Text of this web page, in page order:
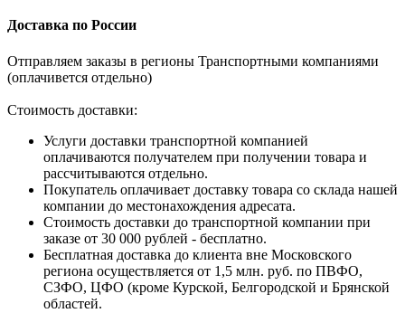
Доставка по России
Отправляем заказы в регионы Транспортными компаниями
(оплачивется отдельно)
Стоимость доставки:
Услуги доставки транспортной компанией
оплачиваются получателем при получении товара и
рассчитываются отдельно.
Покупатель оплачивает доставку товара со склада нашей
компании до местонахождения адресата.
Стоимость доставки до транспортной компании при
заказе от 30 000 рублей - бесплатно.
Бесплатная доставка до клиента вне Московского
региона осуществляется от 1,5 млн. руб. по ПВФО,
СЗФО, ЦФО (кроме Курской, Белгородской и Брянской
областей.